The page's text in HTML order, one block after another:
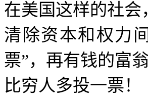
在美国这样的社会
清除资本和权力
票”，再有钱的富
比穷人多投一票！